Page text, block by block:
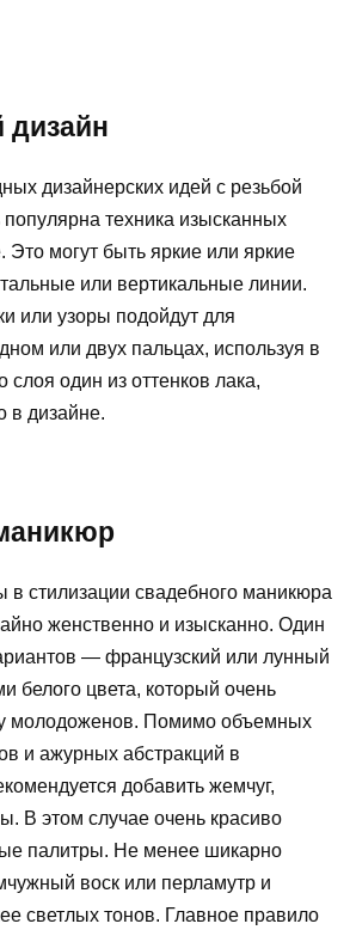
дизайнерских идей с резьбой
техника изысканных
Это могут быть яркие или яркие
или вертикальные линии.
или узоры подойдут для
или двух пальцах, используя в
слоя один из оттенков лака,
в дизайне.
стилизации свадебного маникюра
женственно и изысканно. Один
— французский или лунный
белого цвета, который очень
молодоженов. Помимо объемных
и ажурных абстракций в
добавить жемчуг,
В этом случае очень красиво
палитры. Не менее шикарно
воск или перламутр и
светлых тонов. Главное правило